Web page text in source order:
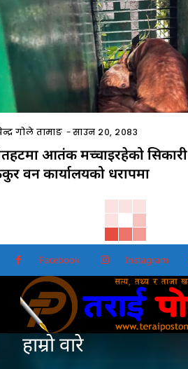
गोले तामाङ -साउन २०, २०८३
आतंक मच्चाइरहेको सिकारी
वन कार्यालयको धरापमा
Facebook Instagram
हाम्रो वारे